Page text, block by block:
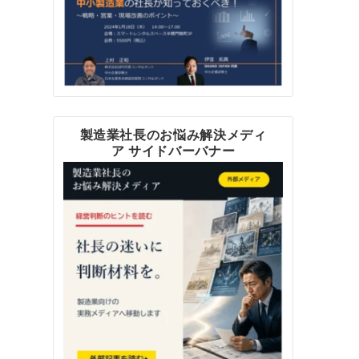
製造業社長のお悩み解決メディ
ア サイドバーバナー